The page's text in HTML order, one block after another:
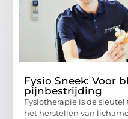
Fysio Sneek: Voor
pijnbestrijding
Fysiotherapie is de
het herstellen van